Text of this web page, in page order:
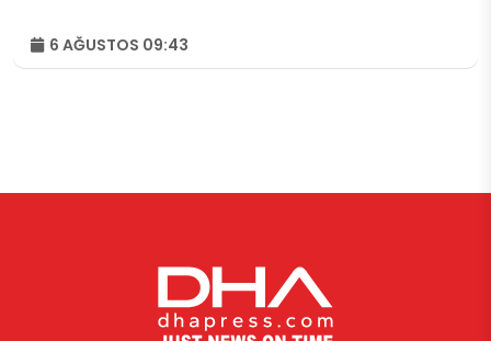
6 AĞUSTOS 09:43